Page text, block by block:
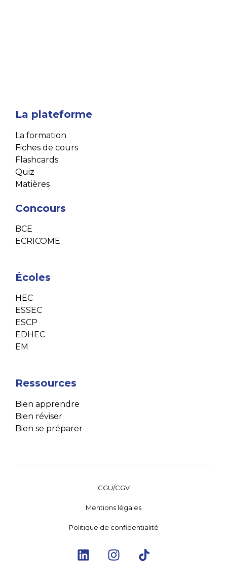
La plateforme
La formation
Fiches de cours
Flashcards
Quiz
Matières
Concours
BCE
ECRICOME
Écoles
HEC
ESSEC
ESCP
EDHEC
EM
Ressources
Bien apprendre
Bien réviser
Bien se préparer
CGU/CGV
Mentions légales
Politique de confidentialité